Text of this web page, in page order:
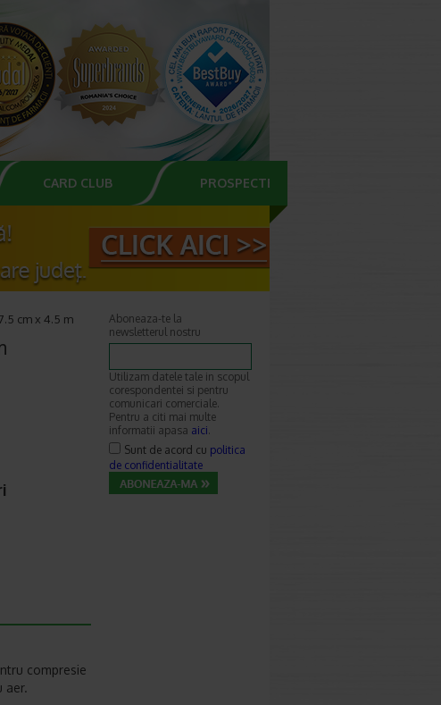
CARD CLUB PROSPECTE
cm x 4.5 m
compresie
aer.
Aboneaza-te la
newsletterul nostru
Utilizam datele tale in scopul
corespondentei si pentru
comunicari comerciale.
Pentru a citi mai multe
informatii apasa aici.
Sunt de acord cu politica
de confidentialitate